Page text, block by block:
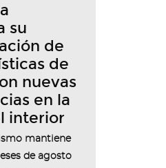
su
de
de
nuevas
en la
interior
mantiene
de agosto